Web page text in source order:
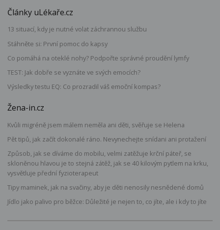
Články uLékaře.cz
13 situací, kdy je nutné volat záchrannou službu
Stáhněte si: První pomoc do kapsy
Co pomáhá na oteklé nohy? Podpořte správné proudění lymfy
TEST: Jak dobře se vyznáte ve svých emocích?
Výsledky testu EQ: Co prozradil váš emoční kompas?
Žena-in.cz
Kvůli migréně jsem málem neměla ani děti, svěřuje se Helena
Pět tipů, jak začít dokonalé ráno. Nevynechejte snídani ani protažení
Způsob, jak se díváme do mobilu, velmi zatěžuje krční páteř, se
skloněnou hlavou je to stejná zátěž, jak se 40 kilovým pytlem na krku,
vysvětluje přední fyzioterapeut
Tipy maminek, jak na svačiny, aby je děti nenosily nesnědené domů
Jídlo jako palivo pro běžce: Důležité je nejen to, co jíte, ale i kdy to jíte